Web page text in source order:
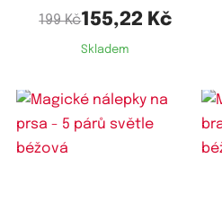
199 Kč155,22 Kč
Skladem